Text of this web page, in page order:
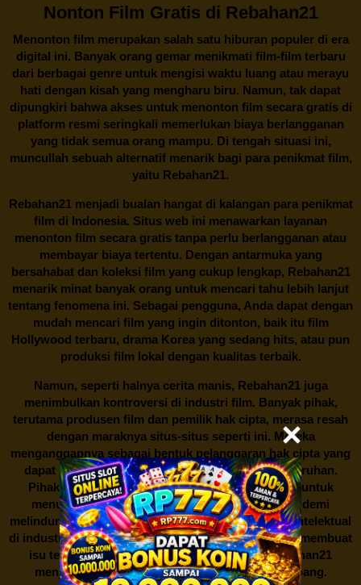
Nonton Film Gratis di Rebahan21
Menonton film merupakan salah satu hiburan populer di era
digital ini. Banyak orang gemar menikmati film-film terbaru
dari berbagai genre untuk mengisi waktu luang atau merayu
hati dengan kisah yang mengharu biru. Namun, tak dapat
dipungkiri bahwa akses untuk menonton film secara gratis di
platform resmi seringkali memerlukan biaya berlangganan
yang tidak semua orang mampu. Di tengah situasi ini,
muncullah sebuah alternatif menarik bagi para penikmat film,
yaitu Rebahan21.
Rebahan21menjadi bualan hangat di kalangan para penikmat
film di Indonesia. Situs web ini menawarkan layanan
menonton film secara gratis tanpa perlu berlangganan atau
membayar biaya tertentu. Dengan antarmuka yang
bersahabat dan koleksi film yang cukup lengkap, Rebahan21
menarik minat banyak orang untuk mencari tahu lebih lanjut
tentang fenomena ini. Sebagai pengguna, Anda dapat dengan
mudah mencari film yang ingin ditonton, baik itu film
Hollywood terbaru, drama Korea yang sedang hits, atau pun
produksi film lokal dengan kualitas terbaik.
Namun, seperti halnya cerita manis, Rebahan21juga
menimbulkan kontroversi di industri film. Banyak pihak,
terutama produsen film dan pemilik hak cipta, merasa resah
dengan maraknya situs-situs seperti ini. Mereka
menganggapnya sebagai bentuk pelanggaran hak cipta yang
dapat merugikan industri perfilman secara keseluruhan.
Pihak berwenang pun turut terlibat dalam upaya untuk
menutup situs-situs ilegal semacam Rebahan21 demi
melindungi keberlangsungan bisnis dan kekayaan intelektual
di industri hiburan. Konflik kepentingan inilah yang membuat
isu tentang menonton film secara gratis diRebahan21
menjadi perbincangan seru yang terus berkembang.